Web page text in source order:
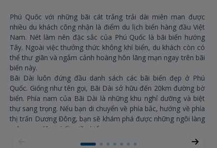
Phú Quốc với những bãi cát trắng trải dài miên man được
nhiều du khách công nhận là điểm du lịch biển hàng đầu Việt
Nam. Nét làm nên đặc sắc của Phú Quốc là bãi biển hướng
Tây. Ngoài việc thưởng thức không khí biển, du khách còn có
thể thư giãn và ngắm cảnh hoàng hôn lãng mạn ngay trên bãi
biển này.
Bãi Dài luôn đứng đầu danh sách các bãi biển đẹp ở Phú
Quốc. Giống như tên gọi, Bãi Dài sở hữu đến 20km đường bờ
biển. Phía nam của Bãi Dài là những khu nghỉ dưỡng và biệt
thự sang trọng. Nếu bạn di chuyển về phía bắc, hướng về phía
thị trấn Dương Đông, bạn sẽ khám phá được những ngôi làng
mộc mạc đậm chất miền biển.
Nếu Bãi Dài được biết đến nhiều nhất thì Bãi Sao chính là bãi